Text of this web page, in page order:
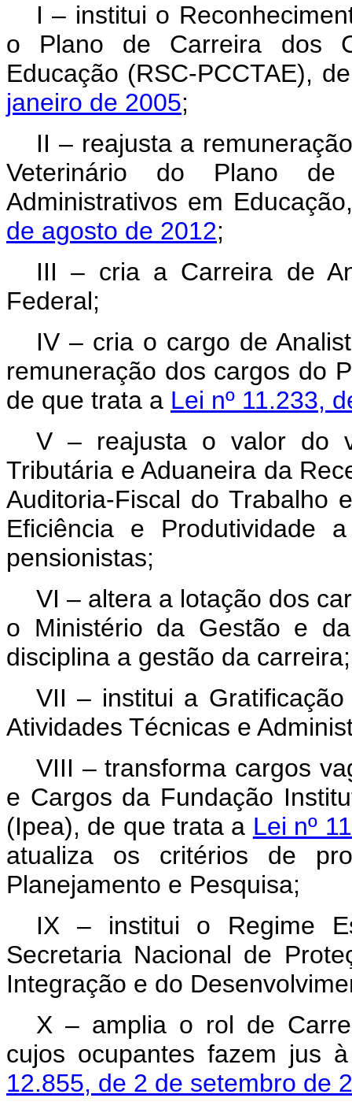
I – institui o
o Plano de Carreira dos
Educação (RSC-PCCTAE),
janeiro de 2005;
II – reajusta a
Veterinário do Plano de
Administrativos em
de agosto de 2012;
III – cria a Carreira de
Federal;
IV – cria o cargo de
remuneração dos cargos do
de que trata a Lei nº 11.233,
V – reajusta o valor do
Tributária e Aduaneira da
Auditoria-Fiscal do Trabalho
Eficiência e Produtividade
pensionistas;
VI – altera a lotação dos
o Ministério da Gestão e
disciplina a gestão da carreira;
VII – institui a
Atividades Técnicas e
VIII – transforma cargos
e Cargos da Fundação
(Ipea), de que trata a Lei nº
atualiza os critérios de
Planejamento e Pesquisa;
IX – institui o Regime
Secretaria Nacional de
Integração e do
X – amplia o rol de
cujos ocupantes fazem jus
12.855, de 2 de setembro de